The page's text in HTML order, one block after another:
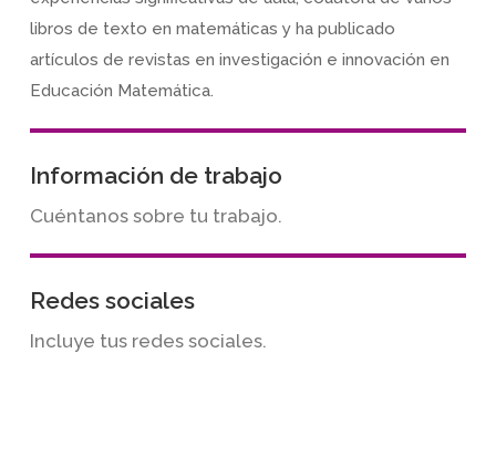
libros de texto en matemáticas y ha publicado
artículos de revistas en investigación e innovación en
Educación Matemática.
Información de trabajo
Cuéntanos sobre tu trabajo.
Redes sociales
Incluye tus redes sociales.